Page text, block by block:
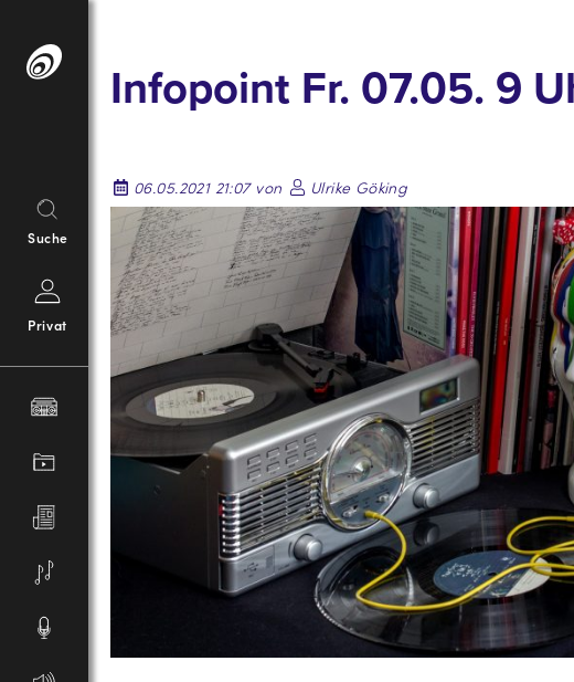
Inhalt
Suche
Privat
Infopoint Fr. 07.05. 9
06.05.2021 21:07 von Ulrike Göking